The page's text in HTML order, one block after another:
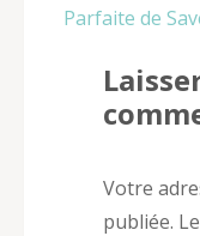
Parfaite de
Votre
publiée.